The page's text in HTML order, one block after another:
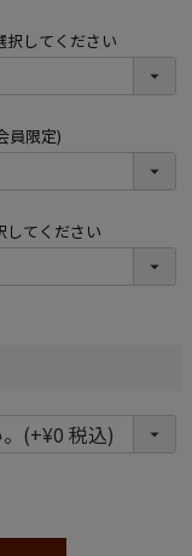
択してください
員限定)
してください